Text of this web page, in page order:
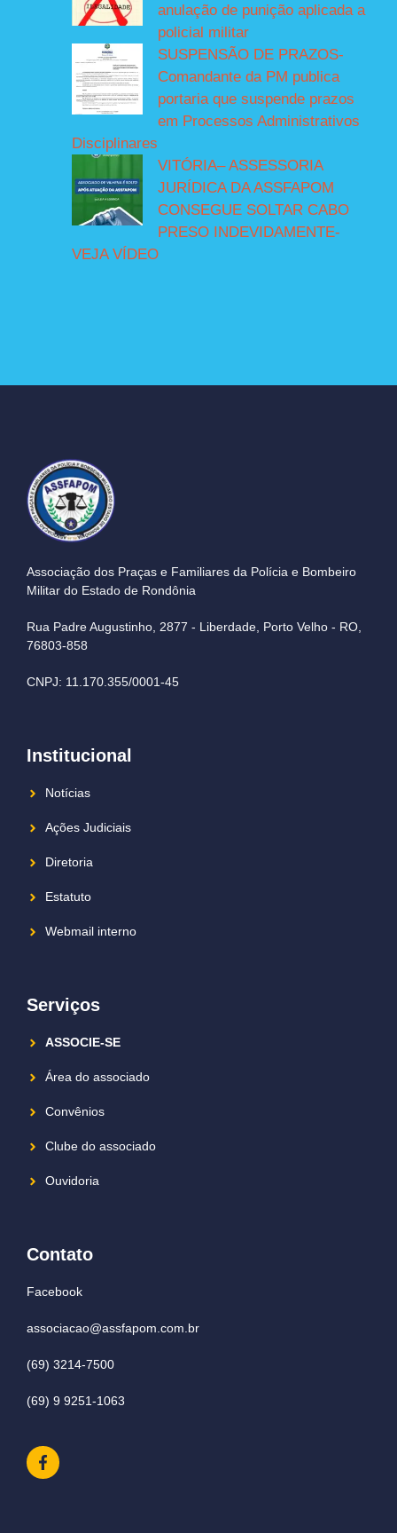
anulação de punição aplicada a
policial militar
SUSPENSÃO DE PRAZOS-
Comandante da PM publica
portaria que suspende prazos
em Processos Administrativos
Disciplinares
VITÓRIA– ASSESSORIA
JURÍDICA DA ASSFAPOM
CONSEGUE SOLTAR CABO
PRESO INDEVIDAMENTE-
VEJA VÍDEO
Associação dos Praças e Familiares da Polícia e Bombeiro
Militar do Estado de Rondônia
Rua Padre Augustinho, 2877 - Liberdade, Porto Velho - RO,
76803-858
CNPJ: 11.170.355/0001-45
Institucional
Notícias
Ações Judiciais
Diretoria
Estatuto
Webmail interno
Serviços
ASSOCIE-SE
Área do associado
Convênios
Clube do associado
Ouvidoria
Contato
Facebook
associacao@assfapom.com.br
(69) 3214-7500
(69) 9 9251-1063